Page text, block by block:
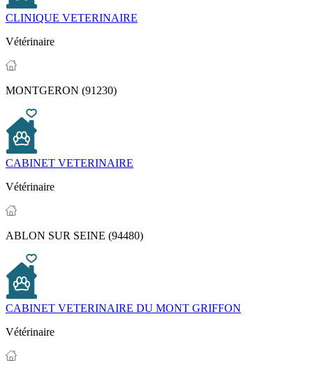
CLINIQUE VETERINAIRE
Vétérinaire
MONTGERON (91230)
CABINET VETERINAIRE
Vétérinaire
ABLON SUR SEINE (94480)
CABINET VETERINAIRE DU MONT GRIFFON
Vétérinaire